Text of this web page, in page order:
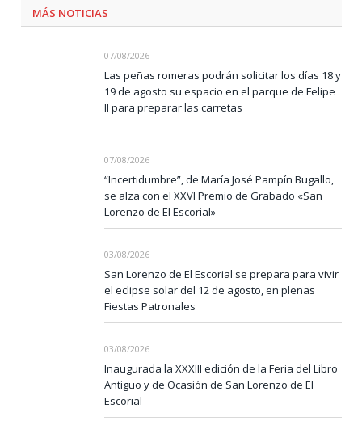
MÁS NOTICIAS
07/08/2026
Las peñas romeras podrán solicitar los días 18 y
19 de agosto su espacio en el parque de Felipe
II para preparar las carretas
07/08/2026
“Incertidumbre”, de María José Pampín Bugallo,
se alza con el XXVI Premio de Grabado «San
Lorenzo de El Escorial»
03/08/2026
San Lorenzo de El Escorial se prepara para vivir
el eclipse solar del 12 de agosto, en plenas
Fiestas Patronales
03/08/2026
Inaugurada la XXXIII edición de la Feria del Libro
Antiguo y de Ocasión de San Lorenzo de El
Escorial